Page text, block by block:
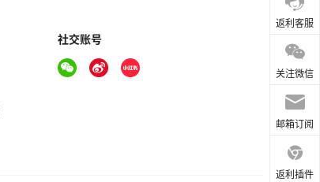
返利客服
关注微信
邮箱订阅
返利插件
社交账号